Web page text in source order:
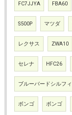
FC7JJYA FBA60
S500P マツダ
レクサス ZWA10
セレナ HFC26
ブルーバードシルフィ
ボンゴ ボンゴ